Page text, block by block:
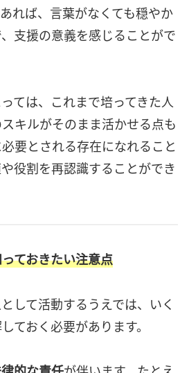
れば、言葉がなくても穏やか
支援の意義を感じることがで
ては、これまで培ってきた人
キルがそのまま活かせる点も
要とされる存在になれること
役割を再認識することができ
ておきたい注意点
して活動するうえでは、いく
ておく必要があります。